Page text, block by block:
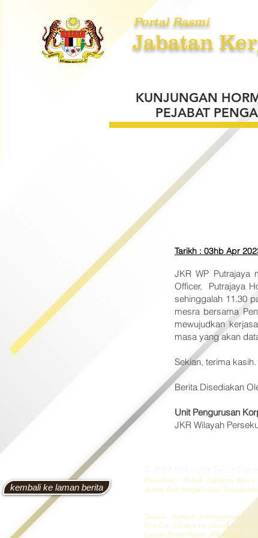
Portal Rasmi
Jabatan
KUNJUNGAN
PEJABAT
Tarikh : 03hb Apr
JKR WP Putrajaya
Officer, Putrajaya
sehinggalah 11.30
mesra bersama
mewujudkan
masa yang akan
Sekian, terima kasih.
Berita Disediakan
Unit Pengurusan
JKR Wilayah
kembali ke laman berita
© 2017 Hakcipta
Penafian : Pihak Jabatan
diatas kehilangan atau
Sesuai dipapar menggunakan
Firefox 3.0 dan ke atas & juga
Laman Portal Rasmi JKR Wilayah